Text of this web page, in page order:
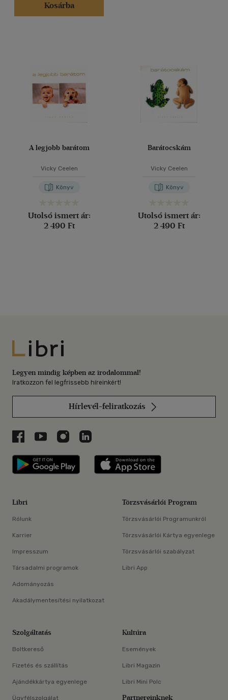
Kosárba
A legjobb barátom
Vicky Ceelen
Könyv
Utolsó ismert ár:
2 490 Ft
Barátocskám
Vicky Ceelen
Könyv
Utolsó ismert ár:
2 490 Ft
Libri
Legyen mindig képben az irodalommal!
Iratkozzon fel legfrissebb híreinkért!
Hírlevél-feliratkozás
Libri a Facebookon
Libri a Youtube-on
Libri az Instagramon
Libri a LinkedInen
Libri applikáció Szerezd meg: Google
Libri
Rólunk
Karrier
Impresszum
Társadalmi programok
Adományozás
Akadálymentesítési nyilatkozat
Törzsvásárlói Program
Törzsvásárlói Programunkról
Törzsvásárlói Kártya egyenlege
Törzsvásárlói szabályzat
Libri App
Szolgáltatás
Boltkereső
Fizetés és szállítás
Ajándékkártya egyenlege
Ügyfélszolgálat
Kultúra
Események
Libri Magazin
Libri Mini Polc
Partnereinknek